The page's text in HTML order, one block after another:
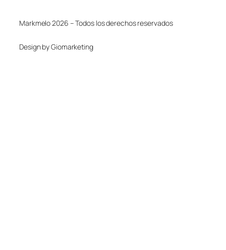
Markmelo 2026 – Todos los derechos reservados
Design by Giomarketing